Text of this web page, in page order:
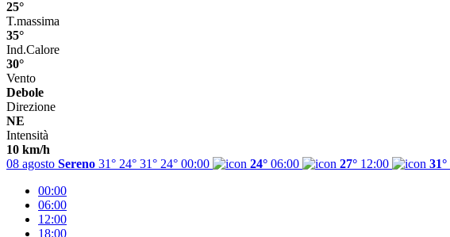
25°
T.massima
35°
Ind.Calore
30°
Vento
Debole
Direzione
NE
Intensità
10 km/h
08 agosto Sereno 31° 24° 31° 24° 00:00 24° 06:00 27° 12:00 31°
00:00
06:00
12:00
18:00